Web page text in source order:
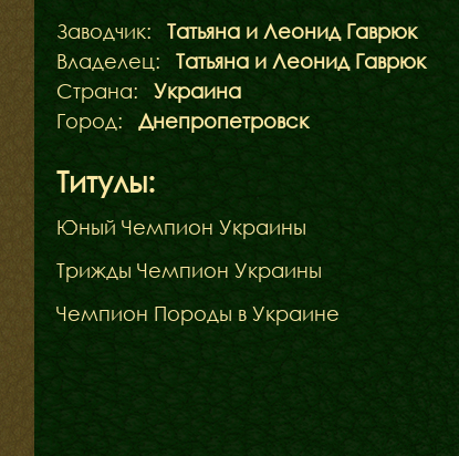
Заводчик:
Татьяна и Леонид Гаврюк
Владелец:
Татьяна и Леонид Гаврюк
Страна:
Украина
Город:
Днепропетровск
Титулы:
Юный Чемпион Украины
Трижды Чемпион Украины
Чемпион Породы в Украине